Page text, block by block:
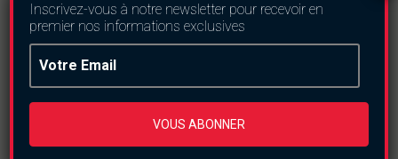
Education
Scolarité dans les écoles privées :
des citoyens burkinabè donnent
Inscrivez-vous à notre newsletter pour recevoir en
premier nos informations exclusives
VOUS ABONNER